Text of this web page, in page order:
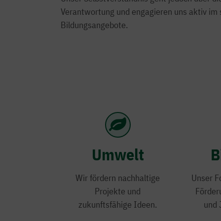
Verantwortung und engagieren uns aktiv
Bildungsangebote.
Umwelt
Wir fördern nachhaltige
Projekte und
zukunftsfähige Ideen.
Unser
und